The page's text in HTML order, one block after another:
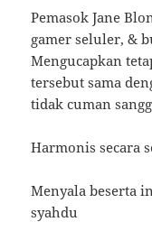
Pemasok Jane
gamer seluler, &
Mengucapkan
tersebut sama
tidak cuman
Harmonis secara
Menyala beserta
syahdu